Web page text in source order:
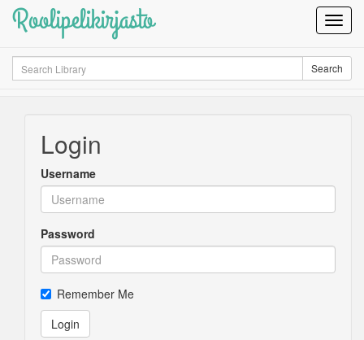
Roolipelikirjasto
Search Search
Login
Username
Password
Remember Me
Login